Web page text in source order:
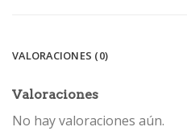
VALORACIONES (0)
Valoraciones
No hay valoraciones aún.